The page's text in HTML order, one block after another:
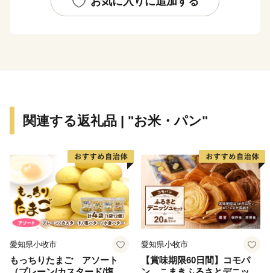
小さい町ながら、農業をはじめ、観光や教育など、まだ
関連する返礼品 | "お米・パン"
愛知県小牧市
もっちりたまご アソート
愛知県小牧市
【賞味期限60日間】コモパ